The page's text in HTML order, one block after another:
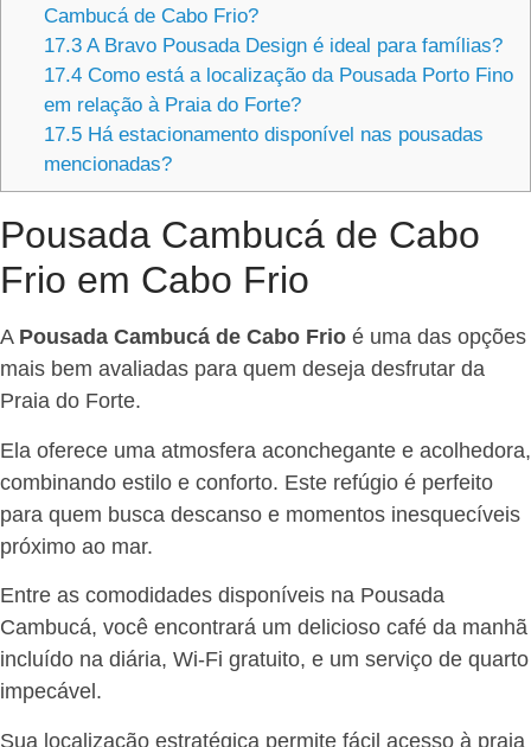
Cambucá de Cabo Frio?
17.3A Bravo Pousada Design é ideal para famílias?
17.4Como está a localização da Pousada Porto Fino
em relação à Praia do Forte?
17.5Há estacionamento disponível nas pousadas
mencionadas?
Pousada Cambucá de Cabo
Frio em Cabo Frio
A Pousada Cambucá de Cabo Frio é uma das opções
mais bem avaliadas para quem deseja desfrutar da
Praia do Forte.
Ela oferece uma atmosfera aconchegante e acolhedora,
combinando estilo e conforto. Este refúgio é perfeito
para quem busca descanso e momentos inesquecíveis
próximo ao mar.
Entre as comodidades disponíveis na Pousada
Cambucá, você encontrará um delicioso café da manhã
incluído na diária, Wi-Fi gratuito, e um serviço de quarto
impecável.
Sua localização estratégica permite fácil acesso à praia